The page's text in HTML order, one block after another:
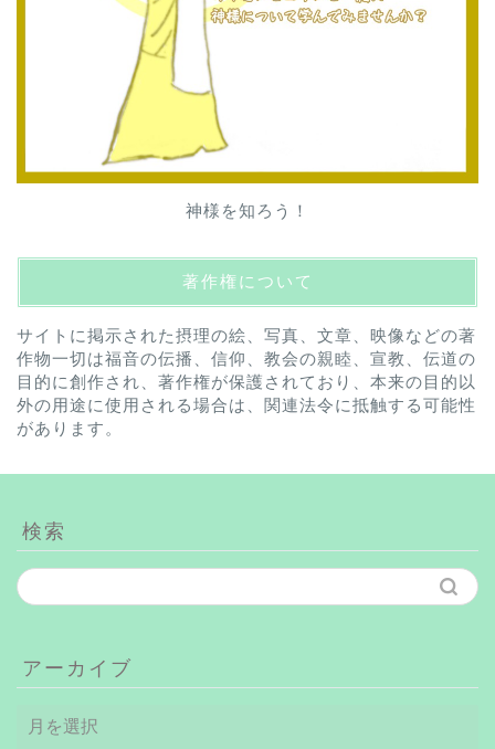
神様を知ろう！
著作権について
サイトに掲示された摂理の絵、写真、文章、映像などの著
作物一切は福音の伝播、信仰、教会の親睦、宣教、伝道の
目的に創作され、著作権が保護されており、本来の目的以
外の用途に使用される場合は、関連法令に抵触する可能性
があります。
検索
アーカイブ
ー